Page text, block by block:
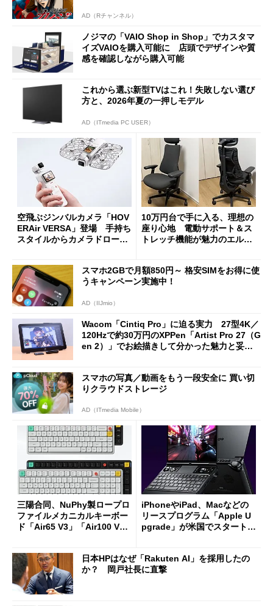
AD（Rチャンネル）
ノジマの「VAIO Shop in Shop」でカスタマ
イズVAIOを購入可能に 店頭でデザインや質
感を確認しながら購入可能
これから選ぶ新型TVはこれ！失敗しない選び
方と、2026年夏の一押しモデル
AD（ITmedia PC USER）
空飛ぶジンバルカメラ「HOV
ERAir VERSA」登場 手持ち
スタイルからカメラドローン
10万円台で手に入る、理想の
座り心地 電動サポート＆ス
トレッチ機能が魅力のエルゴ
スマホ2GBで月額850円～ 格安SIMをお得に使
うキャンペーン実施中！
AD（IIJmio）
Wacom「Cintiq Pro」に迫る実力 27型4K／
120Hzで約30万円のXPPen「Artist Pro 27（G
en 2）」でお絵描きして分かった魅力と妥協
スマホの写真／動画をもう一段安全に 買い切
りクラウドストレージ
AD（ITmedia Mobile）
三陽合同、NuPhy製ロープロ
ファイルメカニカルキーボー
ド「Air65 V3」「Air100 V
iPhoneやiPad、Macなどの
リースプログラム「Apple U
pgrade」が米国でスタート／
ut」が明...
日本HPはなぜ「Rakuten AI」を採用したの
か？ 岡戸社長に直撃